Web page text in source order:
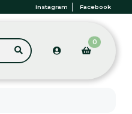
Instagram Facebook
0